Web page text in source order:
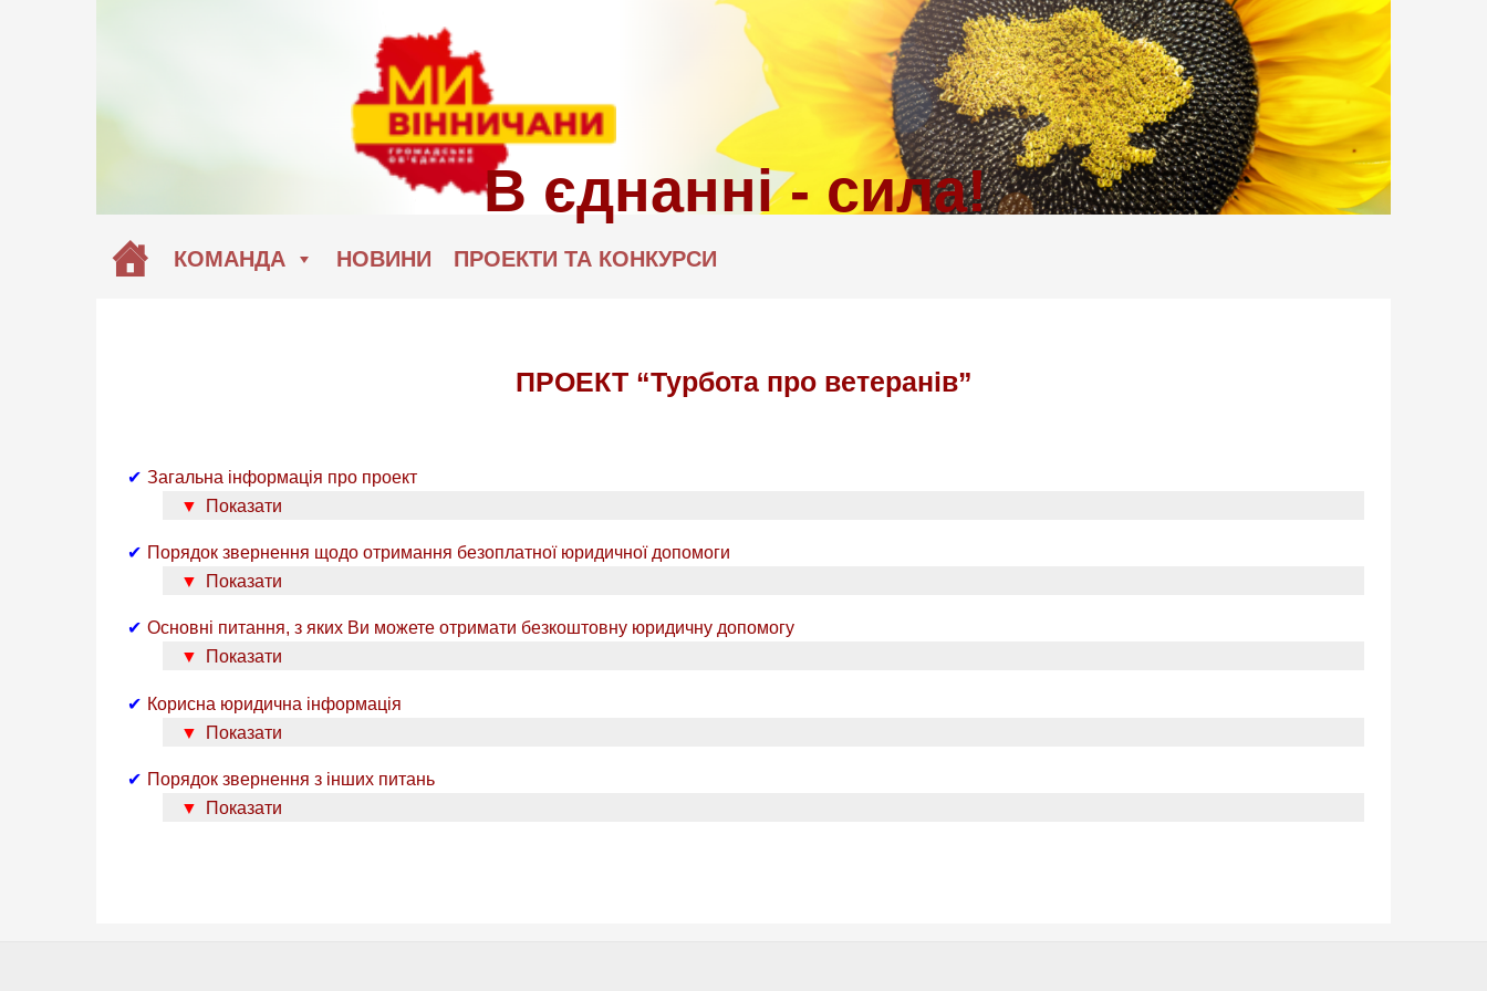
КОМАНДА НОВИНИ ПРОЕКТИ ТА КОНКУРСИ
ПРОЕКТ “Турбота про ветеранів”
Загальна інформація про проект
Показати
Порядок звернення щодо отримання безоплатної юридичної допомоги
Показати
Основні питання, з яких Ви можете отримати безкоштовну юридичну допомогу
Показати
Корисна юридична інформація
Показати
Порядок звернення з інших питань
Показати